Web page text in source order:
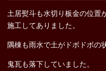
土居熨斗も水切り板金の位置
施工してありました。
隅棟も雨水で土がドボドボの
鬼瓦も落下していました。